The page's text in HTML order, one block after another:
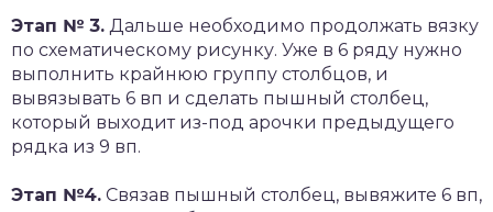
Этап № 3. Дальше необходимо продолжать вязку
по схематическому рисунку. Уже в 6 ряду нужно
выполнить крайнюю группу столбцов, и
вывязывать 6 вп и сделать пышный столбец,
который выходит из-под арочки предыдущего
рядка из 9 вп.
Этап №4. Связав пышный столбец, вывяжите 6 вп,